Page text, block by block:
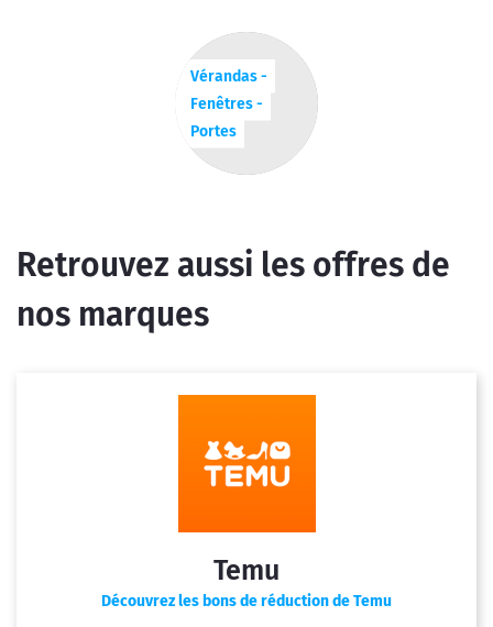
Vérandas -
Fenêtres -
Portes
Retrouvez aussi les offres de
nos marques
Temu
Découvrez les bons de réduction de Temu